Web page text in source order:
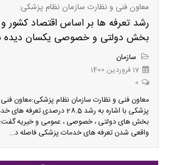
معاون فنی و نظارت سازمان نظام پزشکی:
رشد تعرفه ها بر اساس اقتصاد کشور
بخش دولتی و خصوصی یکسان
سازمان
17 فروردین 1400
0
معاون فنی و نظارت سازمان نظام پزشکی:معاون
پزشکی با اشاره به رشد 28.5
بخش های دولتی ، خصوصی ، عمومی و خیریه
واقعی شدن تعرفه های خدمات پزشکی فاصله د...